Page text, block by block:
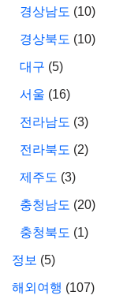
경상남도 (10)
경상북도 (10)
대구 (5)
서울 (16)
전라남도 (3)
전라북도 (2)
제주도 (3)
충청남도 (20)
충청북도 (1)
정보 (5)
해외여행 (107)